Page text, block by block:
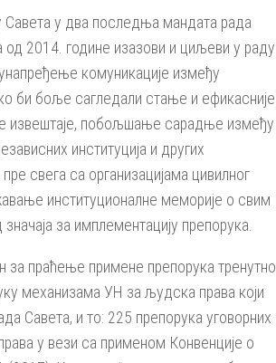
Савета у два последња мандата рада
од 2014. године изазови и циљеви у раду
комуникације између
би боље сагледали стање и ефикасније
извештаје, побољшање сарадње између
институција и других
свега са организацијама цивилног
институционалне меморије о свим
за имплементацију препорука.
за праћење примене препорука тренутно
механизама УН за људска права који
Савета, и то: 225 препорука уговорних
у вези са применом Конвенције о